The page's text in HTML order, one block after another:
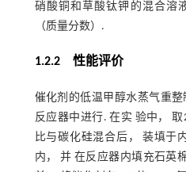
硝酸铜和草酸钛钾的混合溶
（质量分数）.
1.2.2 性能评价
催化剂的低温甲醇水蒸气重
反应器中进行. 在实 验中，
比与碳化硅混合后， 装填于
内， 并 在反应器内填充石英